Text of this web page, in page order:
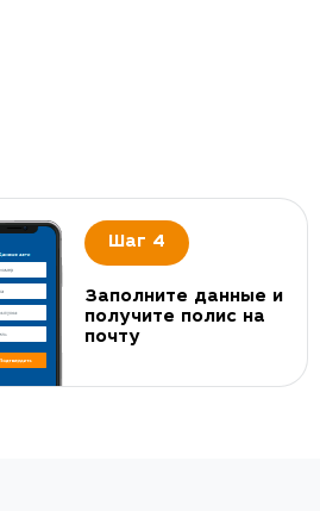
Шаг 4
Заполните данные и
получите полис на
почту